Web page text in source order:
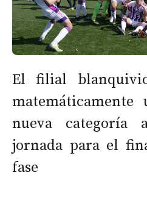
El filial
nueva
jornada para el
fase